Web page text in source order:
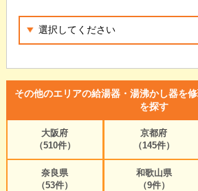
その他のエリアの給湯器・湯沸かし器を
を探す
大阪府
（510件）
京都府
（145件）
奈良県
（53件）
和歌山県
（9件）